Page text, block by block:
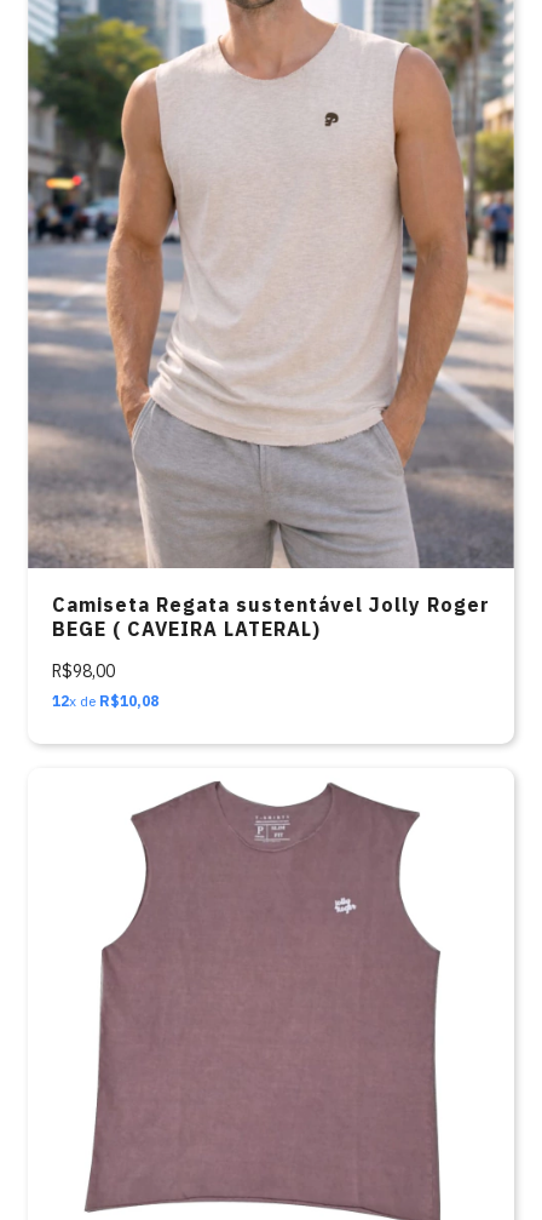
Camiseta Regata sustentável Jolly Roger
BEGE ( CAVEIRA LATERAL)
R$98,00
12x de R$10,08